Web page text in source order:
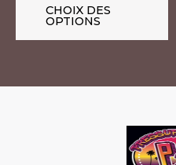
CHOIX DES
OPTIONS
du